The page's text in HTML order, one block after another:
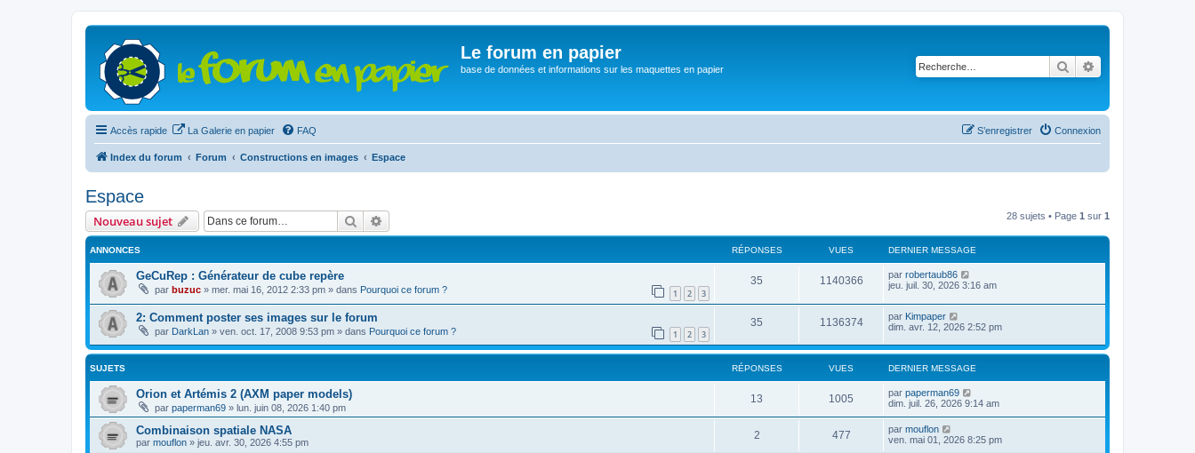
Le forum en papier
base de données et informations sur les maquettes en papier Rechercher
Accès rapide La Galerie en papier FAQ Connexion
S’enregistrer
Index du forum Forum Constructions en images Espace
Espace
Nouveau sujet Rechercher 28 sujets • Page 1 sur 1
ANNONCES RÉPONSES VUES DERNIER MESSAGE
GeCuRep : Générateur de cube repère
par buzuc » mer. mai 16, 2012 2:33 pm » dans Pourquoi ce forum ? 1 2 3
35 1140366 par robertaub86
jeu. juil. 30, 2026 3:16 am
2: Comment poster ses images sur le forum
par DarkLan » ven. oct. 17, 2008 9:53 pm » dans Pourquoi ce forum ? 1 2 3
35 1136374 par Kimpaper
dim. avr. 12, 2026 2:52 pm
SUJETS RÉPONSES VUES DERNIER MESSAGE
Orion et Artémis 2 (AXM paper models)
par paperman69 » lun. juin 08, 2026 1:40 pm
13 1005 par paperman69
dim. juil. 26, 2026 9:14 am
Combinaison spatiale NASA
par mouflon » jeu. avr. 30, 2026 4:55 pm
2 477 par mouflon
ven. mai 01, 2026 8:25 pm